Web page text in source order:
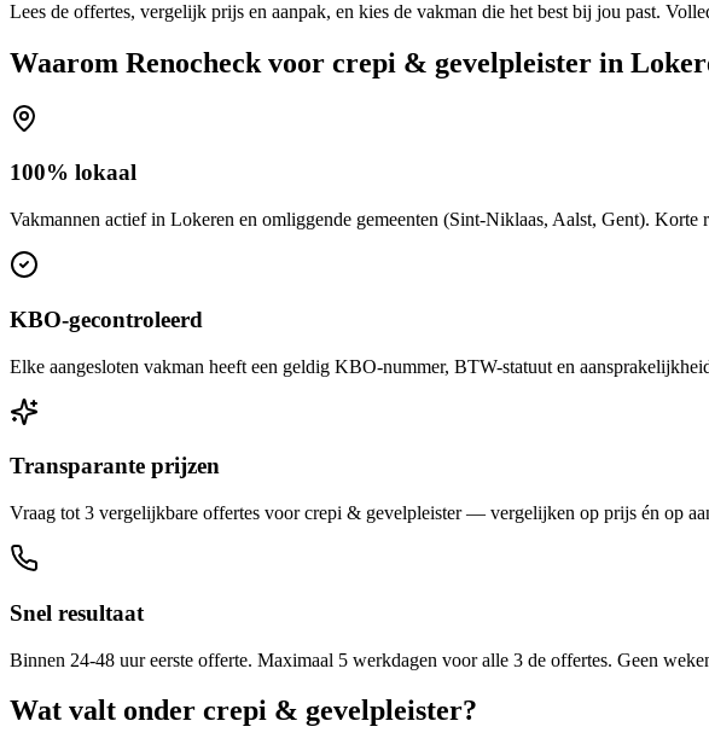
Lees de offertes, vergelijk prijs en aanpak, en kies de vakman die het best bij jou past.
Waarom Renocheck voor crepi & gevelpleister in
100% lokaal
Vakmannen actief in Lokeren en omliggende gemeenten (Sint-Niklaas, Aalst, Gent). Korte
KBO-gecontroleerd
Elke aangesloten vakman heeft een geldig KBO-nummer, BTW-statuut en
Transparante prijzen
Vraag tot 3 vergelijkbare offertes voor crepi & gevelpleister — vergelijken op prijs én op
Snel resultaat
Binnen 24-48 uur eerste offerte. Maximaal 5 werkdagen voor alle 3 de offertes. Geen
Wat valt onder crepi & gevelpleister?